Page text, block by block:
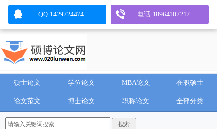
硕士论文 学位论文 MBA论文 在职硕士
论文范文 博士论文 职称论文 全部分类
QQ 1429724474 电话 18964107217